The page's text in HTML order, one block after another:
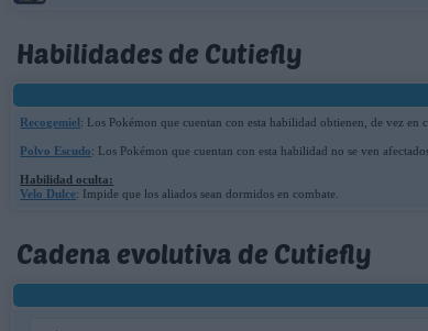
Habilidades de Cutiefly
Recogemiel: Los Pokémon que cuentan con esta habilidad obtienen, de vez
Polvo Escudo: Los Pokémon que cuentan con esta habilidad no se ven
Habilidad oculta:
Velo Dulce: Impide que los aliados sean dormidos en combate.
Cadena evolutiva de Cutiefly